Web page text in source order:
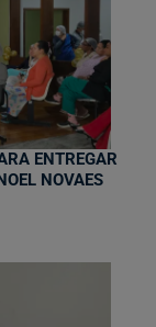
ENTREGAR
NOVAES